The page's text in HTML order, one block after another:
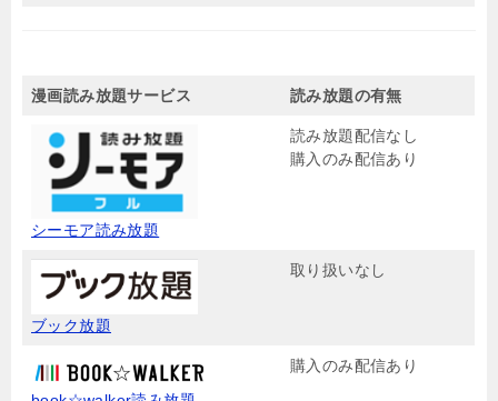
漫画読み放題サービス 読み放題の有無
シーモア読み放題
読み放題配信なし
購入のみ配信あり
ブック放題
取り扱いなし
購入のみ配信あり